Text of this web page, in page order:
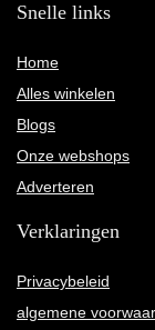
Snelle links
Home
Alles winkelen
Blogs
Onze webshops
Adverteren
Verklaringen
Privacybeleid
algemene